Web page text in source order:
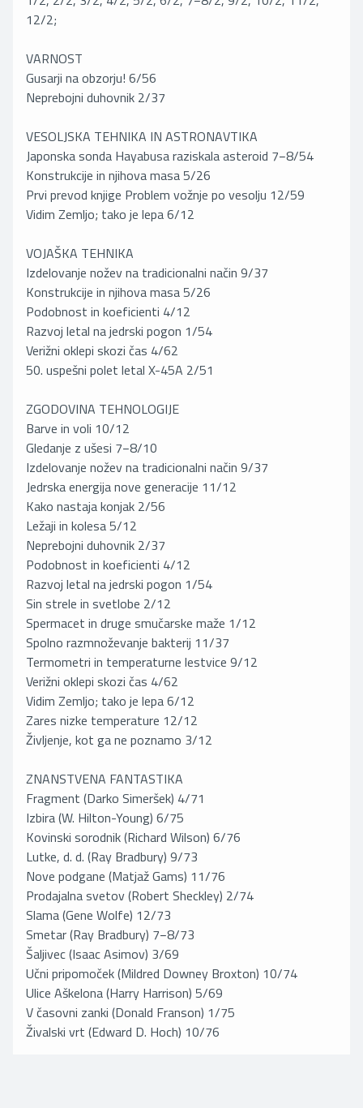
12/2;
VARNOST
Gusarji na obzorju! 6/56
Neprebojni duhovnik 2/37
VESOLJSKA TEHNIKA IN ASTRONAVTIKA
Japonska sonda Hayabusa raziskala asteroid 7−8/54
Konstrukcije in njihova masa 5/26
Prvi prevod knjige Problem vožnje po vesolju 12/59
Vidim Zemljo; tako je lepa 6/12
VOJAŠKA TEHNIKA
Izdelovanje nožev na tradicionalni način 9/37
Konstrukcije in njihova masa 5/26
Podobnost in koeficienti 4/12
Razvoj letal na jedrski pogon 1/54
Verižni oklepi skozi čas 4/62
50. uspešni polet letal X-45A 2/51
ZGODOVINA TEHNOLOGIJE
Barve in voli 10/12
Gledanje z ušesi 7−8/10
Izdelovanje nožev na tradicionalni način 9/37
Jedrska energija nove generacije 11/12
Kako nastaja konjak 2/56
Ležaji in kolesa 5/12
Neprebojni duhovnik 2/37
Podobnost in koeficienti 4/12
Razvoj letal na jedrski pogon 1/54
Sin strele in svetlobe 2/12
Spermacet in druge smučarske maže 1/12
Spolno razmnoževanje bakterij 11/37
Termometri in temperaturne lestvice 9/12
Verižni oklepi skozi čas 4/62
Vidim Zemljo; tako je lepa 6/12
Zares nizke temperature 12/12
Življenje, kot ga ne poznamo 3/12
ZNANSTVENA FANTASTIKA
Fragment (Darko Simeršek) 4/71
Izbira (W. Hilton-Young) 6/75
Kovinski sorodnik (Richard Wilson) 6/76
Lutke, d. d. (Ray Bradbury) 9/73
Nove podgane (Matjaž Gams) 11/76
Prodajalna svetov (Robert Sheckley) 2/74
Slama (Gene Wolfe) 12/73
Smetar (Ray Bradbury) 7−8/73
Šaljivec (Isaac Asimov) 3/69
Učni pripomoček (Mildred Downey Broxton) 10/74
Ulice Aškelona (Harry Harrison) 5/69
V časovni zanki (Donald Franson) 1/75
Živalski vrt (Edward D. Hoch) 10/76